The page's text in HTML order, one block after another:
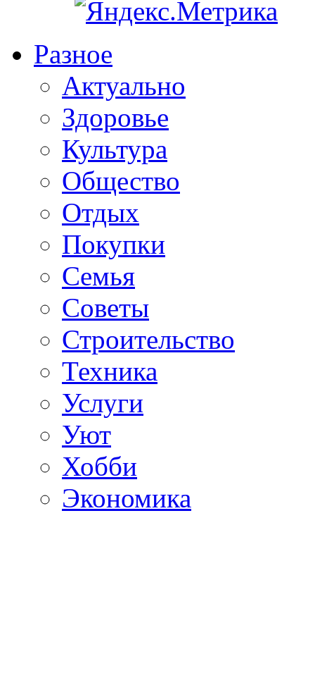
Разное
Актуально
Здоровье
Культура
Общество
Отдых
Покупки
Семья
Советы
Строительство
Техника
Услуги
Уют
Хобби
Экономика